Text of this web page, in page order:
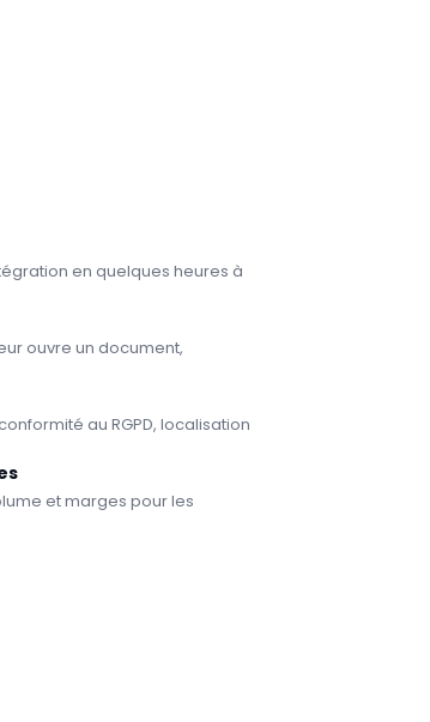
en quelques heures à
ouvre un document,
au RGPD, localisation
et marges pour les